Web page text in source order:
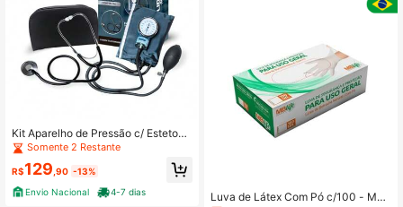
Kit Aparelho de Pressão c/ Estetosc
ópio - Solidor
Somente 2 Restante
R$129 ,90 -13%
Envio Nacional
4-7 dias
Luva de Látex Com Pó c/100 - MBli